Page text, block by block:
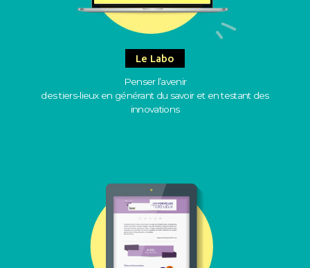
Le Labo
Penser l’avenir
des tiers-lieux en générant du savoir et en testant des
innovations